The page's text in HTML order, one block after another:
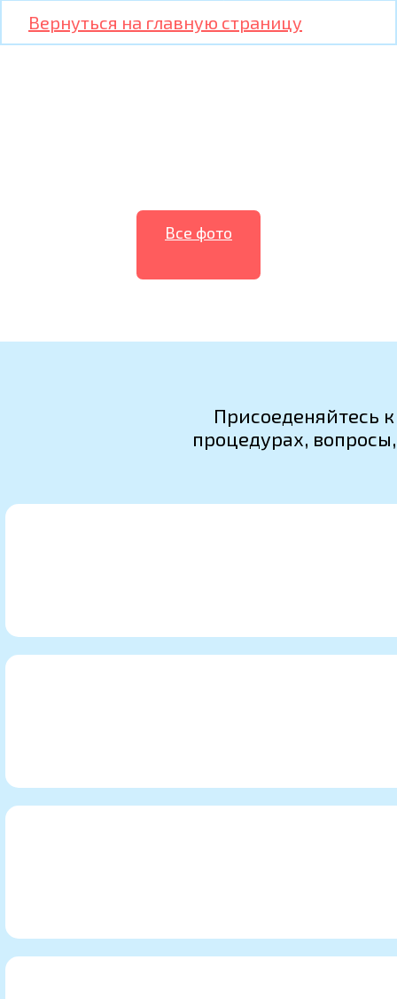
Вернуться на главную страницу
Все фото
Присоеденяйтесь
процедурах,